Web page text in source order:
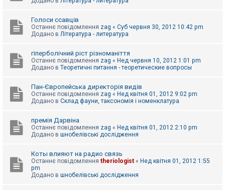
Голоси ссавців
Останнє повідомлення zag « Суб червня 30, 2012 10:42 pm
Додано в Література - литература
гіперболічний ріст різноманіття
Останнє повідомлення zag « Нед червня 10, 2012 1:01 pm
Додано в Теоретичні питання - теоретические вопросы
Пан-Європейська директорія видів
Останнє повідомлення zag « Нед квітня 01, 2012 9:02 pm
Додано в Склад фауни, таксономія і номенклатура
премія Дарвіна
Останнє повідомлення zag « Нед квітня 01, 2012 2:10 pm
Додано в шнобелівські дослідження
Коты влияют на радио связь
Останнє повідомлення theriologist « Нед квітня 01, 2012 1:55
pm
Додано в шнобелівські дослідження